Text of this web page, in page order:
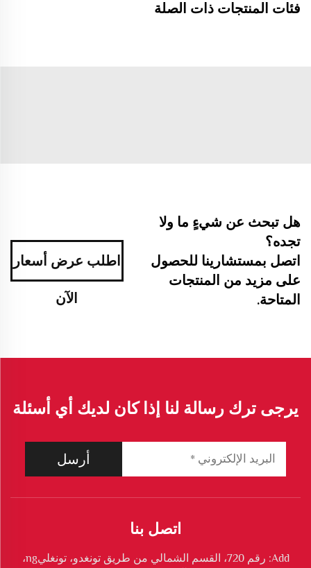
فئات المنتجات ذات الصلة
هل تبحث عن شيءٍ ما ولا
تجده؟
اتصل بمستشارينا للحصول
على مزيد من المنتجات
المتاحة.
اطلب عرض أسعار
الآن
يرجى ترك رسالة لنا إذا كان لديك أي أسئلة
أرسل
اتصل بنا
Add: رقم 720، القسم الشمالي من طريق تونغدو، تونغليng،